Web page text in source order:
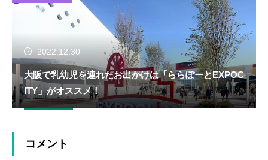
2022.12.30
大阪で乳幼児を連れたお出かけは「ららぽーとEXPOC
ITY」がオススメ！
コメント